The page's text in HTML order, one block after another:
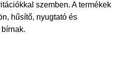
szemben. A termékek
hűsítő, nyugtató és